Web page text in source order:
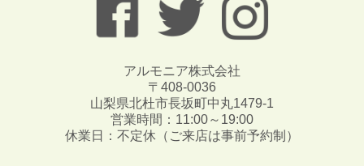
アルモニア株式会社
〒408-0036
山梨県北杜市長坂町中丸1479-1
営業時間：11:00～19:00
休業日：不定休（ご来店は事前予約制）